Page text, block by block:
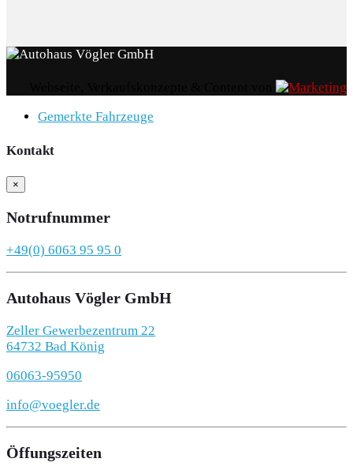
Gemerkte Fahrzeuge
Kontakt
×
Notrufnummer
+49(0) 6063 95 95 0
Autohaus Vögler GmbH
Zeller Gewerbezentrum 22
64732 Bad König
06063-95950
info@voegler.de
Öffungszeiten